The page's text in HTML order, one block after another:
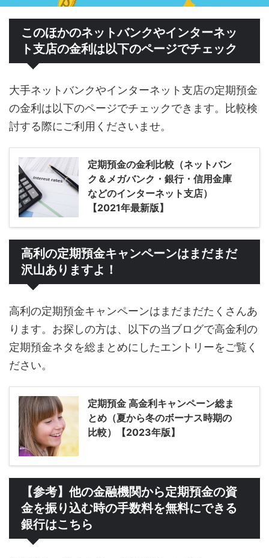
このほかのネットバンクやインターネッ
ト支店の金利は以下のページでチェック
大手ネットバンクやインターネット支店の定期預金
の金利は以下のページでチェックできます。比較検
討する際にご利用くださいませ。
定期預金の金利比較（ネットバン
ク＆メガバンク・銀行・信用金庫
などのインターネット支店）
【2021年最新版】
高利の定期預金キャンペーンはまだまだ
沢山ありますよ！
高利の定期預金キャンペーンはまだまだたくさんあ
ります。お探しの方は、以下の当ブログで高金利の
定期預金ネタを総まとめにしたエントリーをご覧く
ださい。
定期預金 高金利キャンペーン総ま
とめ（夏から冬のボーナス時期の
比較）【2023年版】
【参考】他の金融機関から定期預金の資
金を振り込む時の手数料を無料にできる
銀行はこちら